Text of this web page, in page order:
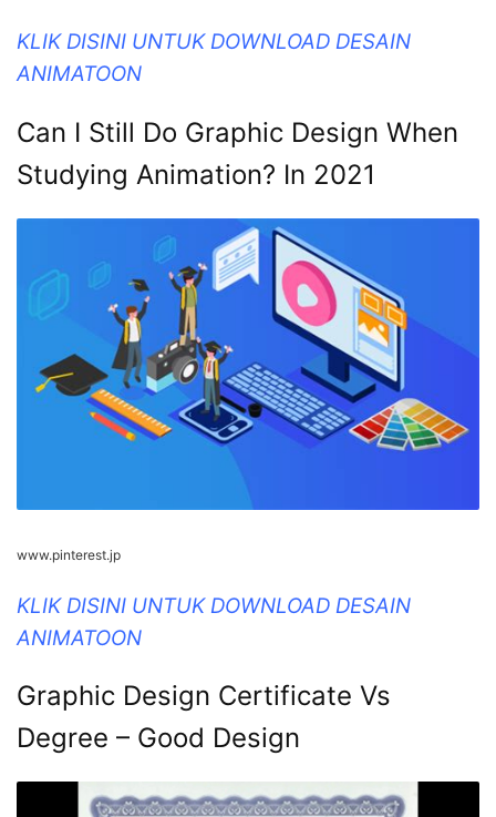
KLIK DISINI UNTUK DOWNLOAD DESAIN
ANIMATOON
Can I Still Do Graphic Design When
Studying Animation? In 2021
www.pinterest.jp
KLIK DISINI UNTUK DOWNLOAD DESAIN
ANIMATOON
Graphic Design Certificate Vs
Degree – Good Design